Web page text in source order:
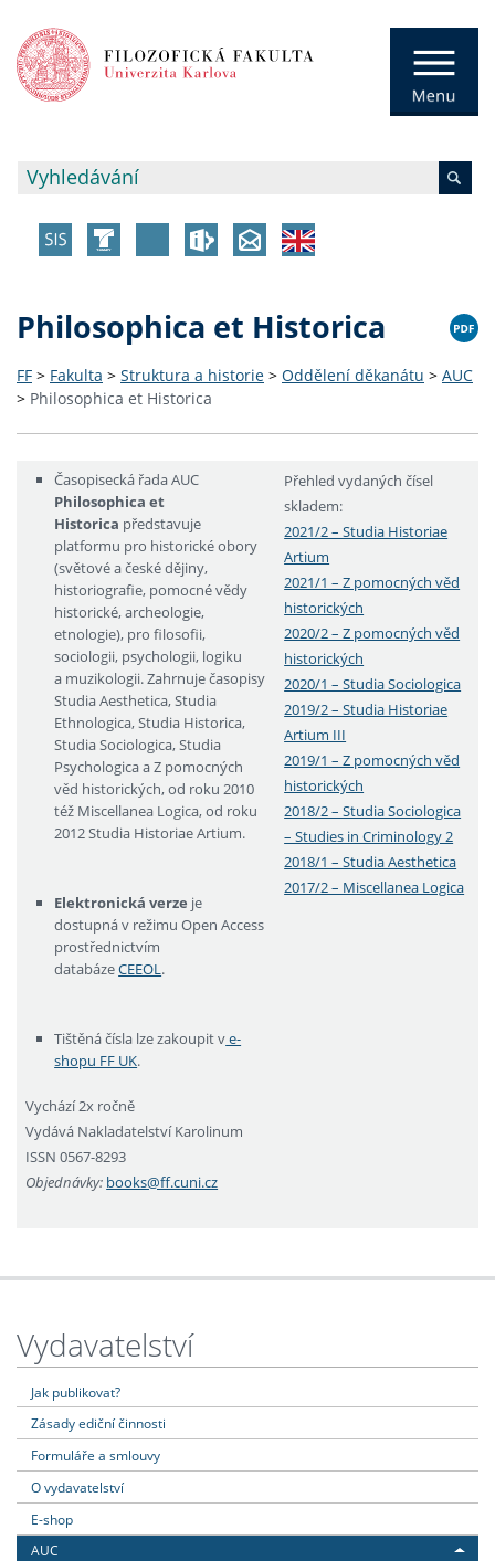
Philosophica et Historica
FF > Fakulta > Struktura a historie > Oddělení děkanátu > AUC
> Philosophica et Historica
Časopisecká řada AUC
Philosophica et
Historica představuje
platformu pro historické obory
(světové a české dějiny,
historiografie, pomocné vědy
historické, archeologie,
etnologie), pro filosofii,
sociologii, psychologii, logiku
a muzikologii. Zahrnuje časopisy
Studia Aesthetica, Studia
Ethnologica, Studia Historica,
Studia Sociologica, Studia
Psychologica a Z pomocných
věd historických, od roku 2010
též Miscellanea Logica, od roku
2012 Studia Historiae Artium.
Elektronická verze je
dostupná v režimu Open Access
prostřednictvím
databázeCEEOL.
Tištěná čísla lze zakoupit ve-
shopu FF UK.
Vychází 2x ročně
Vydává Nakladatelství Karolinum
ISSN 0567-8293
Objednávky: books@ff.cuni.cz
Přehled vydaných čísel
skladem:
2021/2 – Studia Historiae
Artium
2021/1 – Z pomocných věd
historických
2020/2 – Z pomocných věd
historických
2020/1 – Studia Sociologica
2019/2 – Studia Historiae
Artium III
2019/1 – Z pomocných věd
historických
2018/2 – Studia Sociologica
– Studies in Criminology 2
2018/1 – Studia Aesthetica
2017/2 – Miscellanea Logica
Vydavatelství
Jak publikovat?
Zásady ediční činnosti
Formuláře a smlouvy
O vydavatelství
E-shop
AUC